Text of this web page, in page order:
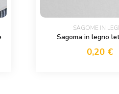
SAGOME IN
Sagoma in legno
0,20 €